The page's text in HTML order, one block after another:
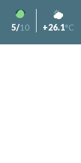
5/10 +26.1°C